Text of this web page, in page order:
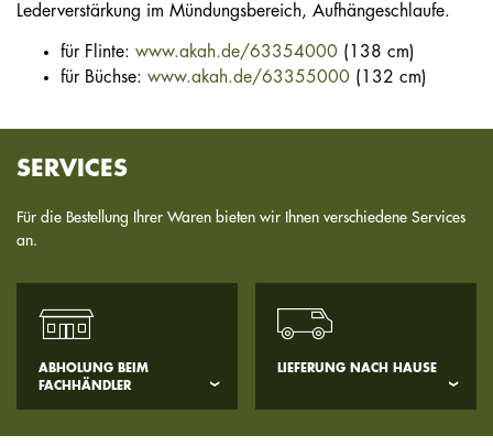
Lederverstärkung im Mündungsbereich, Aufhängeschlaufe.
für Flinte: www.akah.de/63354000 (138 cm)
für Büchse: www.akah.de/63355000 (132 cm)
SERVICES
Für die Bestellung Ihrer Waren bieten wir Ihnen verschiedene Services
an.
ABHOLUNG BEIM
FACHHÄNDLER
LIEFERUNG NACH HAUSE